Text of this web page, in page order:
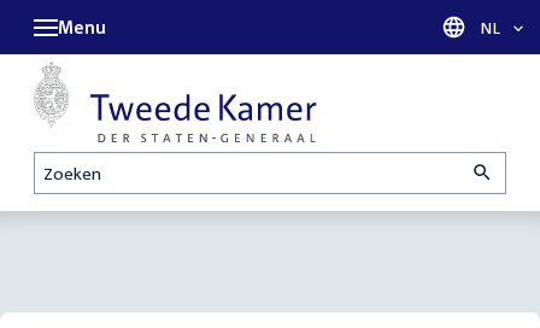
Zoeken
Menu Taal
NL